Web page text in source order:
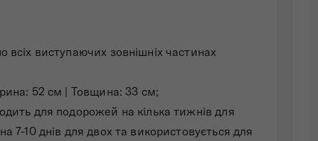
всіх виступаючих зовнішніх частинах
52 см | Товщина: 33 см;
для подорожей на кілька тижнів для
7-10 днів для двох та використовується для